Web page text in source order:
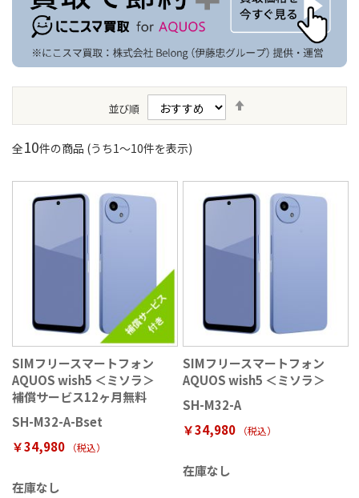
並び順
全10件の商品 (うち1〜10件を表示)
SIMフリースマートフォン
AQUOS wish5 ＜ミソラ＞
補償サービス12ヶ月無料
SH-M32-A-Bset
￥34,980
（税込）
在庫なし
SIMフリースマートフォン
AQUOS wish5 ＜ミソラ＞
SH-M32-A
￥34,980
（税込）
在庫なし